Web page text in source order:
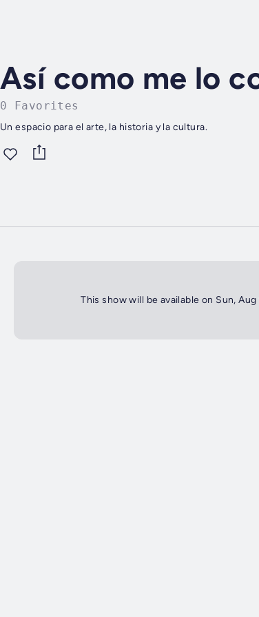
Así como me lo
0 Favorites
Un espacio para el arte, la historia y la cultura.
This show will be available on Sun, Aug